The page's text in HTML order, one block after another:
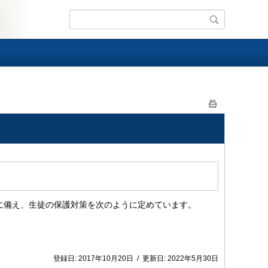
え、生徒の保護対策を次のように定めています。
登録日: 2017年10月20日 / 更新日: 2022年5月30日